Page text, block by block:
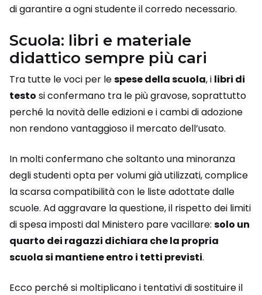
di garantire a ogni studente il corredo necessario.
Scuola: libri e materiale
didattico sempre più cari
Tra tutte le voci per lespese della scuola, i libri di
testo si confermano tra le più gravose, soprattutto
perché la novità delle edizioni e i cambi di adozione
non rendono vantaggioso il mercato dell’usato.
In molti confermano che soltanto una minoranza
degli studenti opta per volumi già utilizzati, complice
la scarsa compatibilità con le liste adottate dalle
scuole. Ad aggravare la questione, il rispetto dei limiti
di spesa imposti dal Ministero pare vacillare: solo un
quarto dei ragazzi dichiara che la propria
scuola si mantiene entro i tetti previsti.
Ecco perché si moltiplicano i tentativi di sostituire il